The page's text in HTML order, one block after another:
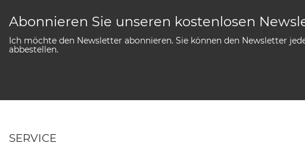
Abonnieren Sie unseren kostenlosen
Ich möchte den Newsletter abonnieren. Sie können den Newsletter
abbestellen.
SERVICE